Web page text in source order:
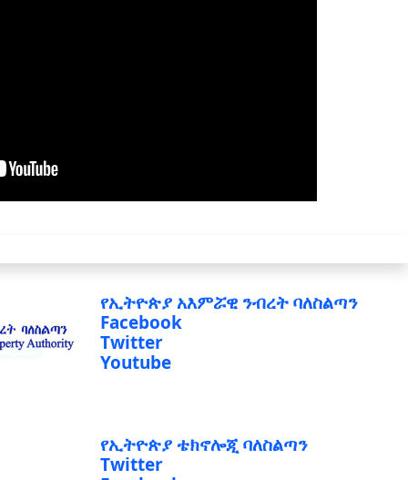
የኢትዮጵያ አእምሯዊ ንብረት ባለስልጣን
Facebook
Twitter
Youtube
የኢትዮጵያ ቴክኖሎጂ ባለስልጣን
Twitter